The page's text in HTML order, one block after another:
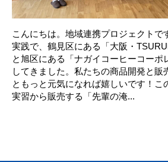
こんにちは。地域連携プロジェクトで
実践で、鶴見区にある「大阪・
と旭区にある「ナガイコーヒーコーポ
してきました。私たちの商品開発と販
ともっと元気になれば嬉しいです！こ
実習から販売する「先輩の淹...